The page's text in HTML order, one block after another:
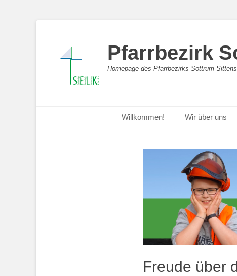
Pfarrbezirk
Homepage des Pfarrbezirks Sottrum-
Willkommen! Wir über uns
Freude über